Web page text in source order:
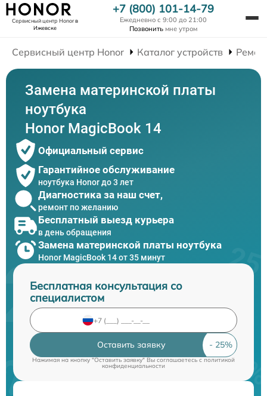
Сервисный центр Honorв
Ижевске
+7 (800) 101-14-79
Ежедневно с 9:00 до 21:00
Позвонить мне утром
Сервисный центр Honor Каталог устройств
Замена материнской платы
ноутбука
Honor MagicBook 14
Официальный сервис
Гарантийное обслуживание
ноутбука Honor до 3 лет
Диагностика за наш счет,
ремонт по желанию
Бесплатный выезд курьера
в день обращения
Замена материнской платы ноутбука
Honor MagicBook 14 от 35 минут
Бесплатная консультация со
специалистом
Оставить заявку
Нажимая на кнопку "Оставить заявку" Вы соглашаетесь cполитикой
конфиденциальности